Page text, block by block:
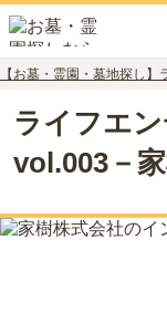
【お墓・霊園・墓地探し】
ライフエ
vol.003－